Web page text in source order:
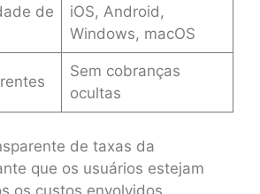
de
iOS, Android,
Windows, macOS
Sem cobranças
ocultas
de taxas da
que os usuários estejam
os custos envolvidos,